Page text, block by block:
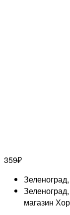
359₽
магазин